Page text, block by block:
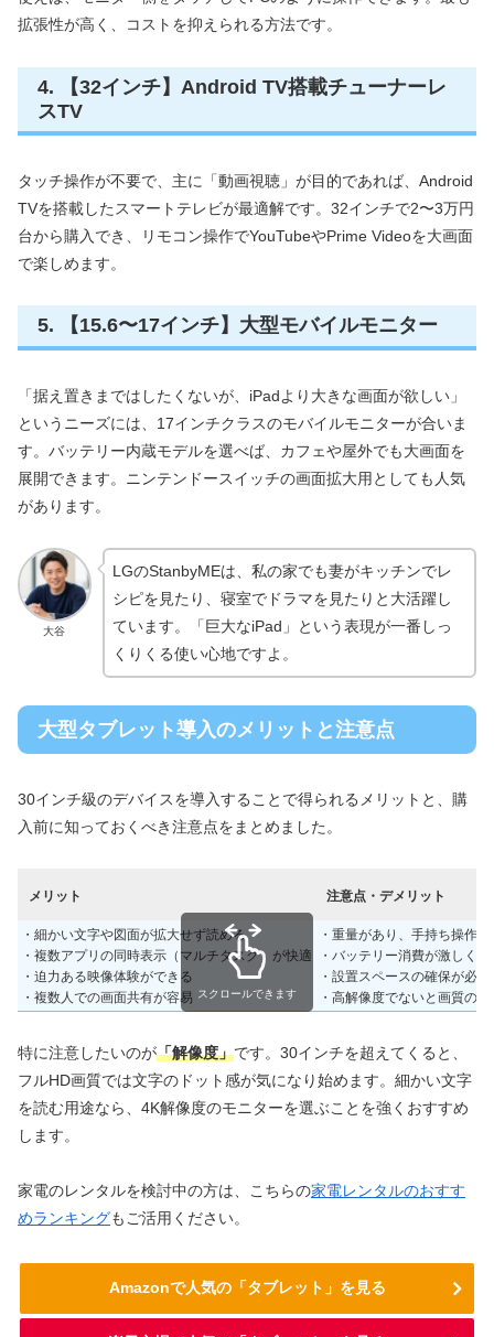
拡張性が高く、コストを抑えられる方法です。
4. 【32インチ】Android TV搭載チューナーレ
スTV
タッチ操作が不要で、主に「動画視聴」が目的であれば、Android
TVを搭載したスマートテレビが最適解です。32インチで2〜3万円
台から購入でき、リモコン操作でYouTubeやPrime Videoを大画面
で楽しめます。
5. 【15.6〜17インチ】大型モバイルモニター
「据え置きまではしたくないが、iPadより大きな画面が欲しい」
というニーズには、17インチクラスのモバイルモニターが合いま
す。バッテリー内蔵モデルを選べば、カフェや屋外でも大画面を
展開できます。ニンテンドースイッチの画面拡大用としても人気
があります。
大谷
LGのStanbyMEは、私の家でも妻がキッチンでレ
シピを見たり、寝室でドラマを見たりと大活躍し
ています。「巨大なiPad」という表現が一番しっ
くりくる使い心地ですよ。
大型タブレット導入のメリットと注意点
30インチ級のデバイスを導入することで得られるメリットと、購
入前に知っておくべき注意点をまとめました。
メリット 注意点・デメリット
・細かい文字や図面が拡大せず読める
・複数アプリの同時表示（マルチタスク）が快適
・迫力ある映像体験ができる
・複数人での画面共有が容易
・重量があり、手持ち操作
・バッテリー消費が激しく
・設置スペースの確保が必要
・高解像度でないと画質の
スクロールできます
特に注意したいのが「解像度」です。30インチを超えてくると、
フルHD画質では文字のドット感が気になり始めます。細かい文字
を読む用途なら、4K解像度のモニターを選ぶことを強くおすすめ
します。
家電のレンタルを検討中の方は、こちらの家電レンタルのおすす
めランキングもご活用ください。
Amazonで人気の「タブレット」を見る